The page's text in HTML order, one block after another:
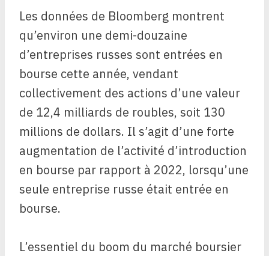
Les données de Bloomberg montrent
qu’environ une demi-douzaine
d’entreprises russes sont entrées en
bourse cette année, vendant
collectivement des actions d’une valeur
de 12,4 milliards de roubles, soit 130
millions de dollars. Il s’agit d’une forte
augmentation de l’activité d’introduction
en bourse par rapport à 2022, lorsqu’une
seule entreprise russe était entrée en
bourse.
L’essentiel du boom du marché boursier